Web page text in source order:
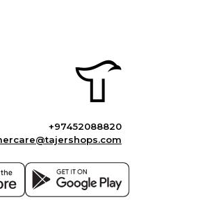
+97452088820